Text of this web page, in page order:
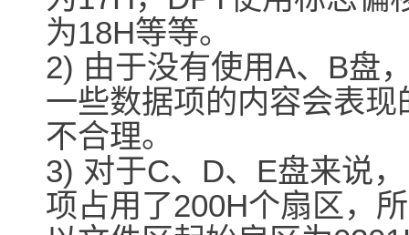
为18H等等。
2) 由于没有使用A、B盘
一些数据项的内容会表现
不合理。
3) 对于C、D、E盘来说
项占用了200H个扇区，所